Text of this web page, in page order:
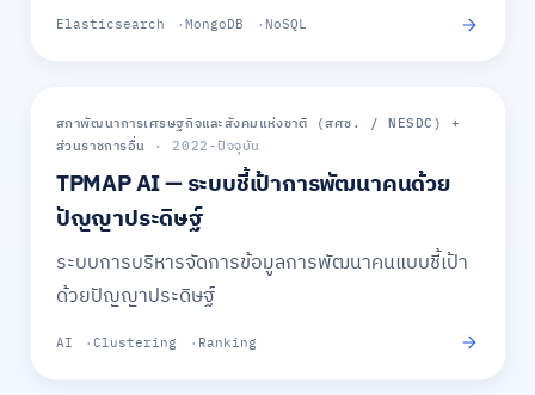
Elasticsearch MongoDB NoSQL
ภาครัฐ
สภาพัฒนาการเศรษฐกิจและสังคมแห่งชาติ (สศช. / NESDC) +
ส่วนราชการอื่น · 2022-ปัจจุบัน
TPMAP AI — ระบบชี้เป้าการพัฒนาคนด้วย
ปัญญาประดิษฐ์
ระบบการบริหารจัดการข้อมูลการพัฒนาคนแบบชี้เป้า
ด้วยปัญญาประดิษฐ์
AI Clustering Ranking